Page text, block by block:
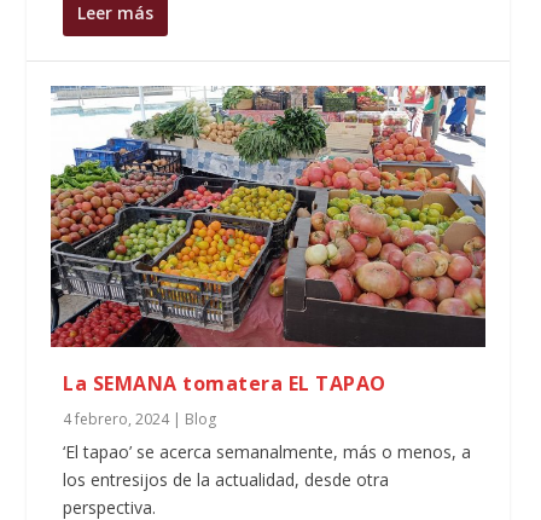
Leer más
La SEMANA tomatera EL TAPAO
4 febrero, 2024| Blog
‘El tapao’ se acerca semanalmente, más o menos, a
los entresijos de la actualidad, desde otra
perspectiva.